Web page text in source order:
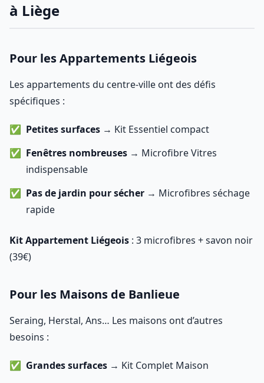
à Liège
Pour les Appartements Liégeois
Les appartements du centre-ville ont des défis
spécifiques :
Petites surfaces → Kit Essentiel compact
Fenêtres nombreuses → Microfibre Vitres
indispensable
Pas de jardin pour sécher → Microfibres séchage
rapide
Kit Appartement Liégeois : 3 microfibres + savon noir
(39€)
Pour les Maisons de Banlieue
Seraing, Herstal, Ans… Les maisons ont d’autres
besoins :
Grandes surfaces → Kit Complet Maison